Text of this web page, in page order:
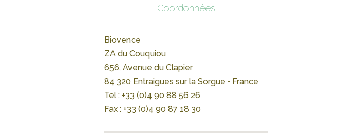
Coordonnées
Biovence
ZA du Couquiou
656, Avenue du Clapier
84 320 Entraigues sur la Sorgue • France
Tel : +33 (0)4 90 88 56 26
Fax : +33 (0)4 90 87 18 30